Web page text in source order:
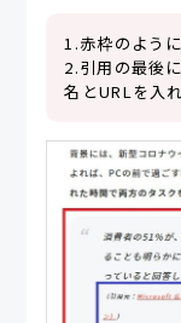
1.赤枠のよう
2.引用の最後
名とURLを入